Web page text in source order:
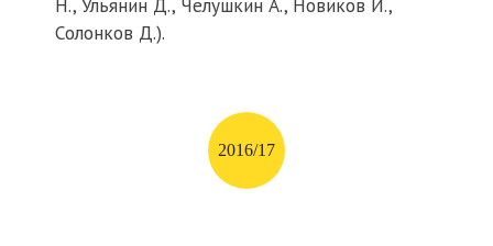
Солонков Д.).
2016/17